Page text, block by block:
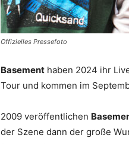
Offizielles Pressefoto
Basement haben 2024 ihr
Tour und kommen im
2009 veröffentlichen
der Szene dann der große